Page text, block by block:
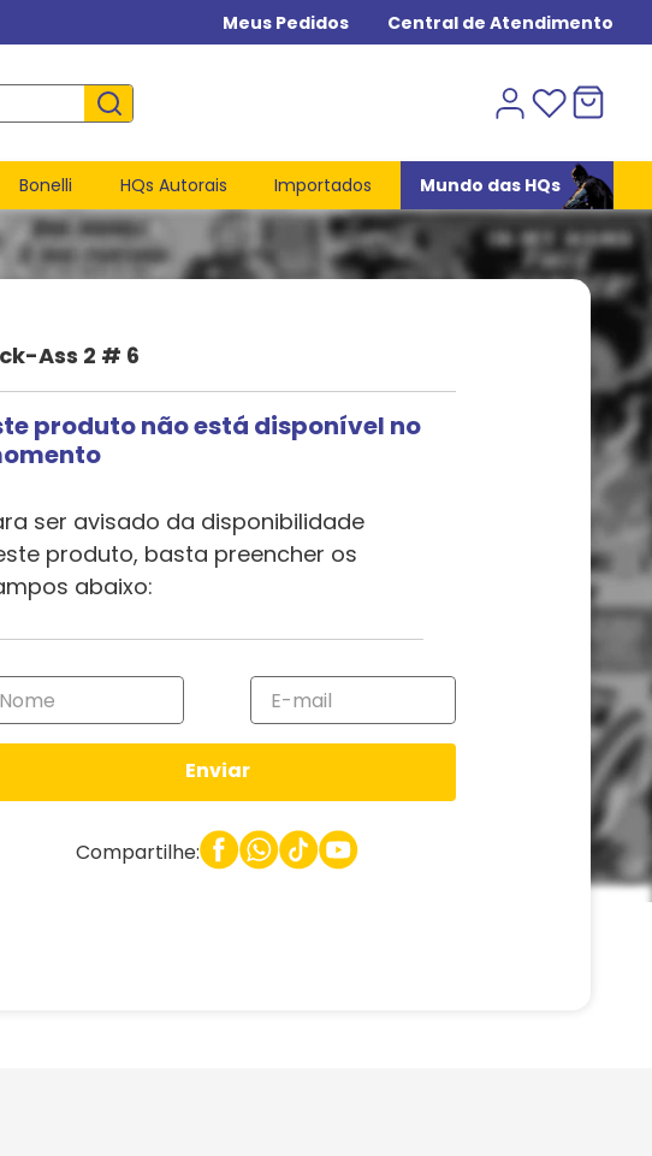
Meus Pedidos Central de Atendimento
Bonelli HQs Autorais Importados Mundo das HQs
Ass 2 # 6
produto não está disponível no
ser avisado da disponibilidade
produto, basta preencher os
abaixo:
Enviar
Compartilhe: